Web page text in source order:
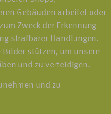
Gebäuden arbeitet oder
Zweck der Erkennung
strafbarer Handlungen.
Bilder stützen, um unsere
und zu verteidigen.
und zu